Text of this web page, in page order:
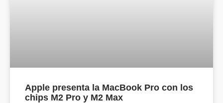
Apple presenta la MacBook Pro con los
chips M2 Pro y M2 Max